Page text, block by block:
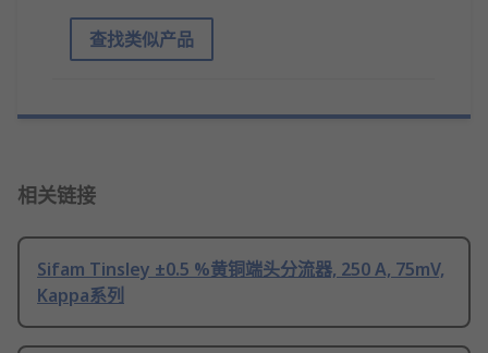
查找类似产品
相关链接
Sifam Tinsley ±0.5 %黄铜端头分流器, 250 A, 75mV,
Kappa系列